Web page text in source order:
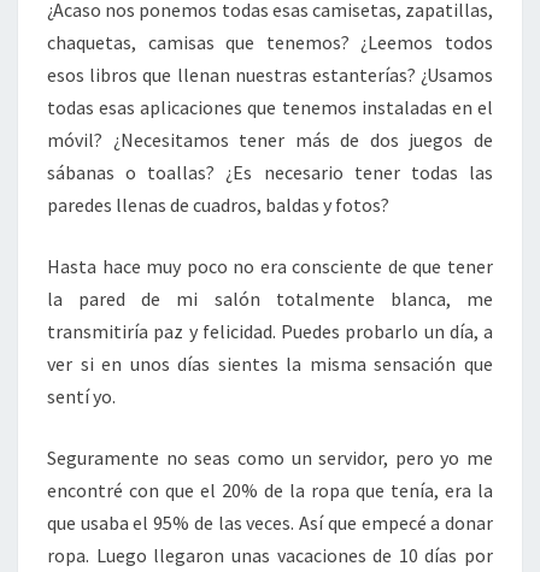
¿Acaso nos ponemos todas esas camisetas, zapatillas,
chaquetas, camisas que tenemos? ¿Leemos todos
esos libros que llenan nuestras estanterías? ¿Usamos
todas esas aplicaciones que tenemos instaladas en el
móvil? ¿Necesitamos tener más de dos juegos de
sábanas o toallas? ¿Es necesario tener todas las
paredes llenas de cuadros, baldas y fotos?
Hasta hace muy poco no era consciente de que tener
la pared de mi salón totalmente blanca, me
transmitiría paz y felicidad. Puedes probarlo un día, a
ver si en unos días sientes la misma sensación que
sentí yo.
Seguramente no seas como un servidor, pero yo me
encontré con que el 20% de la ropa que tenía, era la
que usaba el 95% de las veces. Así que empecé a donar
ropa. Luego llegaron unas vacaciones de 10 días por